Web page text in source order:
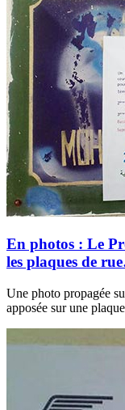
En photos : Le
les plaques de
Une photo propagée
apposée sur une